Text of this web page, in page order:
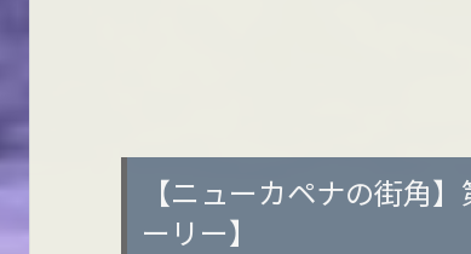
【ニューカペナの街角
ーリー】